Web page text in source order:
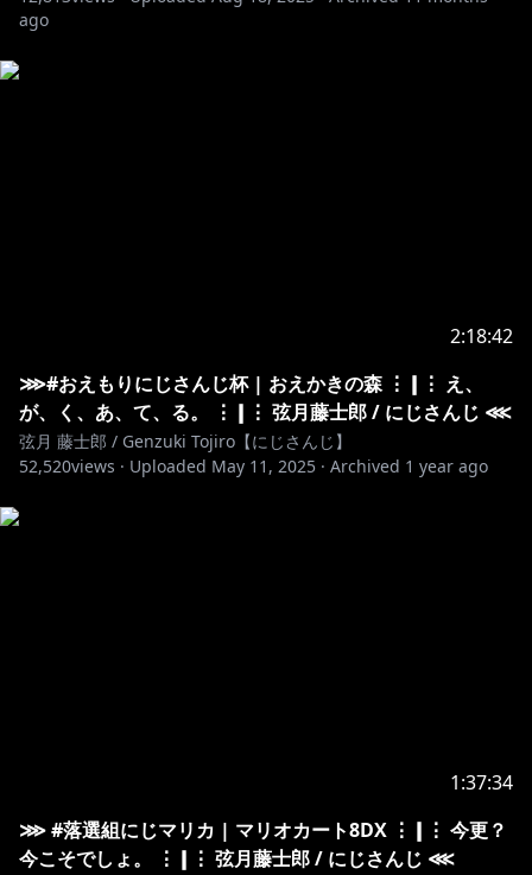
▼チャンネル登録 - 𝚂𝚞𝚋𝚜𝚌𝚛𝚒𝚋𝚎
◇にじさんじ - 𝙽𝙸𝙹𝙸𝚂𝙰𝙽𝙹𝙸 𝙾𝙵𝙵𝙸𝙲𝙸𝙰𝙻
▼𝚇 - 𝚃𝚠𝚒𝚝𝚝𝚎𝚛
https://twitter.com/nijisanji_app
※未成年者の視聴者の方々は、下記リンク先の注意事
項もご覧ください。
https://www.anycolor.co.jp/notice-for-minors
ago
2:18:42
⋙#おえもりにじさんじ杯 | おえかきの森 ⋮❙⋮ え、
が、く、あ、て、る。 ⋮❙⋮ 弦月藤士郎 / にじさんじ ⋘
弦月 藤士郎 / Genzuki Tojiro【にじさんじ】
52,520views · Uploaded May 11, 2025 · Archived 1 year ago
1:37:34
⋙ #落選組にじマリカ | マリオカート8DX ⋮❙⋮ 今更？
今こそでしょ。 ⋮❙⋮ 弦月藤士郎 / にじさんじ ⋘